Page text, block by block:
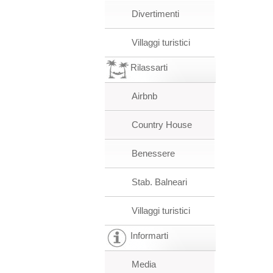
Divertimenti
Villaggi turistici
Rilassarti
Airbnb
Country House
Benessere
Stab. Balneari
Villaggi turistici
Informarti
Media